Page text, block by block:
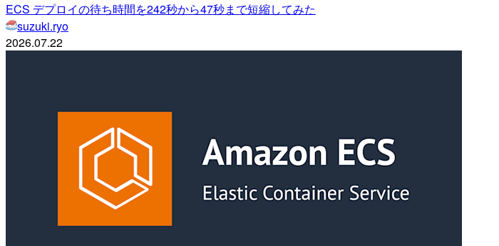
ECS デプロイの待ち時間を242秒から47秒まで短縮してみた
suzuki.ryo
2026.07.22